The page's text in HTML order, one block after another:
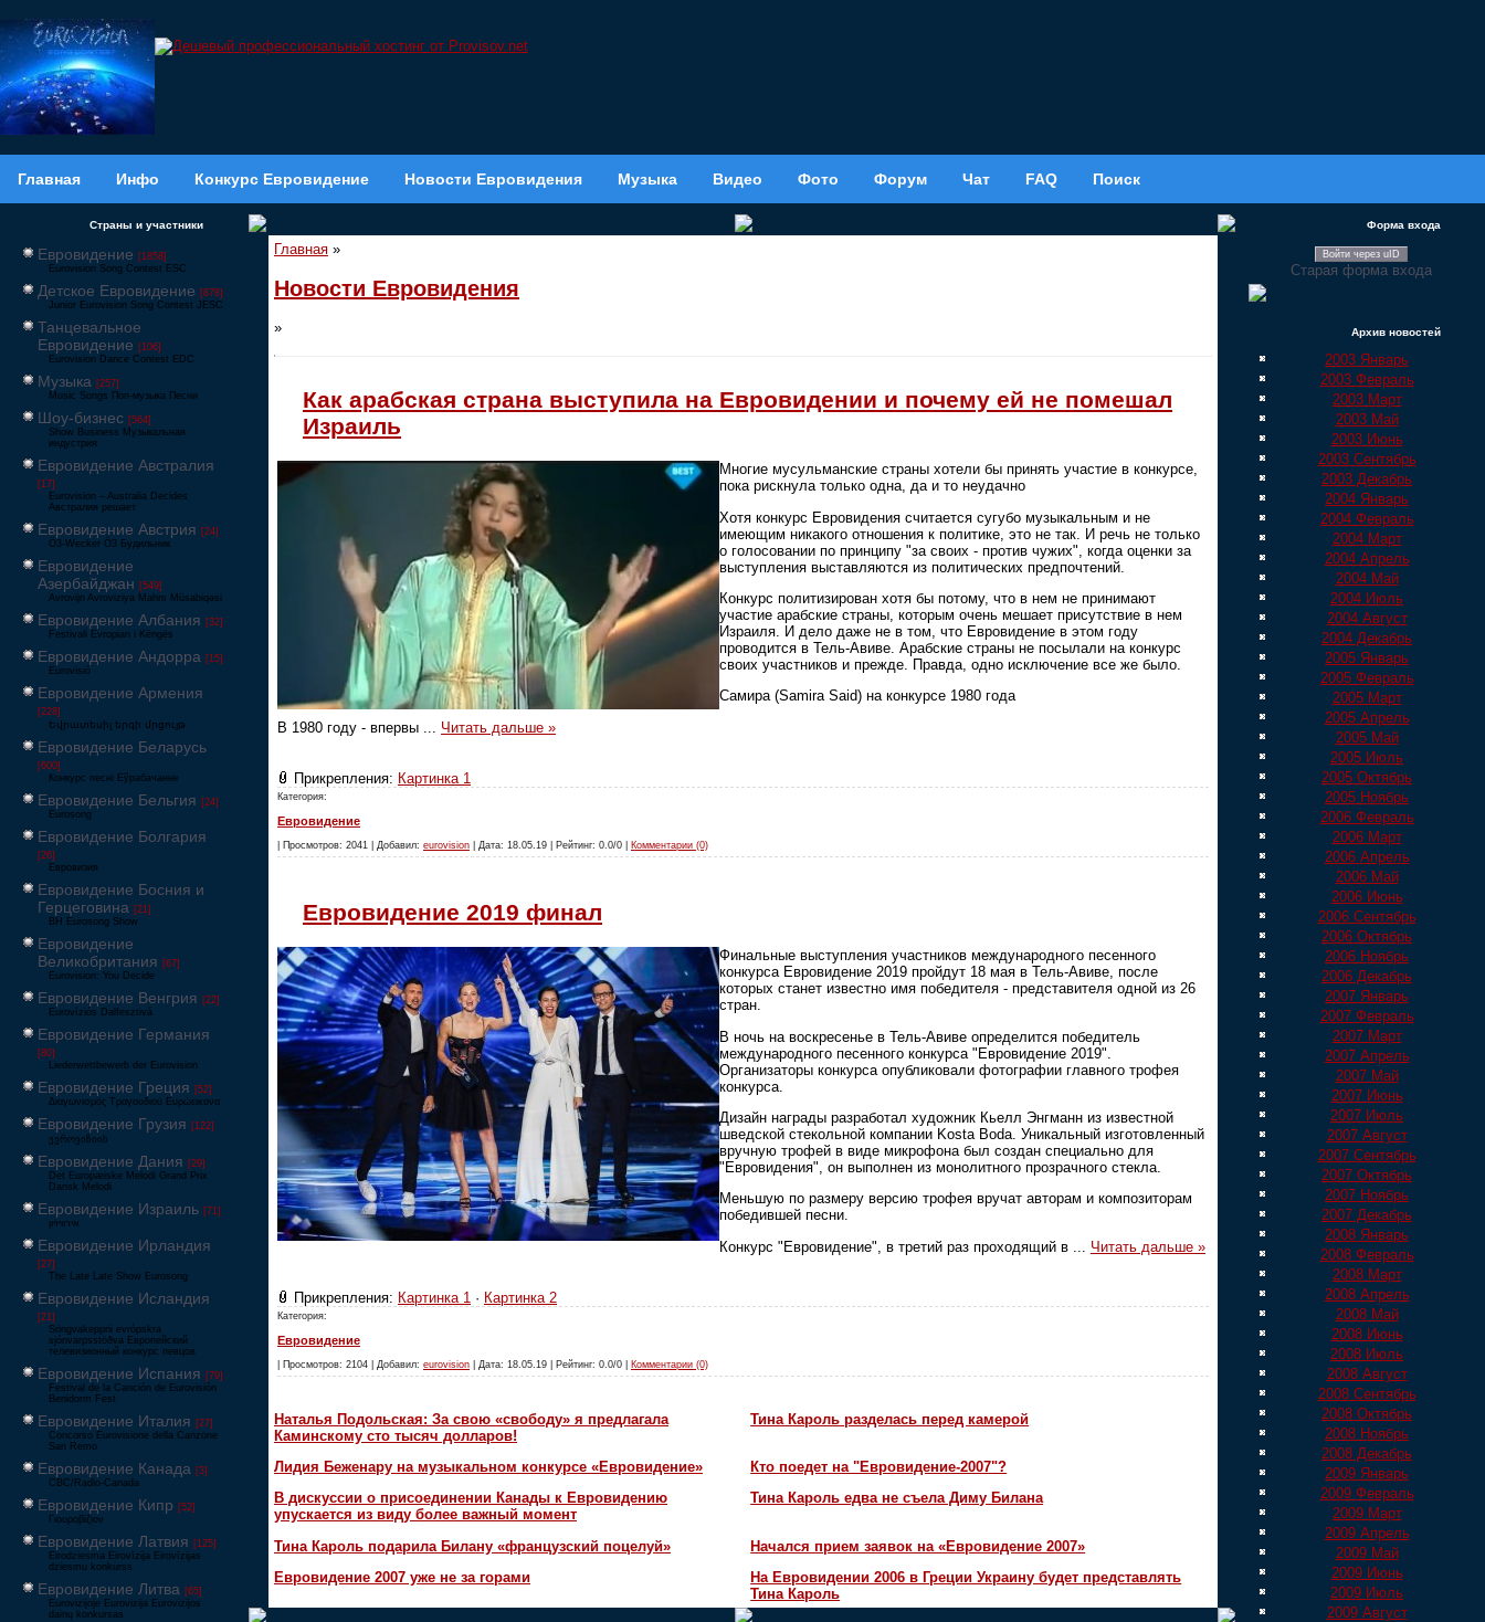
Главная Инфо Конкурс Евровидение Новости Евровидения Музыка Видео Фото Форум Чат FAQ Поиск
Страны и участники
Евровидение [1858]
Eurovision Song Contest ESC
Детское Евровидение [878]
Junior Eurovision Song Contest JESC
Танцевальное
Евровидение [106]
Eurovision Dance Contest EDC
Музыка [257]
Music Songs Поп-музыка Песни
Шоу-бизнес [564]
Show Business Музыкальная
индустрия
Евровидение Австралия
[17]
Eurovision – Australia Decides
Австралия решает
Евровидение Австрия [24]
Ö3-Wecker Ö3 Будильник
Евровидение
Азербайджан [549]
Avrovijn Avroviziya Mahnı Müsabiqəsi
Евровидение Албания [32]
Festivali Evropian i Këngës
Евровидение Андорра [15]
Eurovisió
Евровидение Армения
[228]
Եվրատեսիլ երգի մրցույթ
Евровидение Беларусь
[600]
Конкурс песні Еўрабачанне
Евровидение Бельгия [24]
Eurosong
Евровидение Болгария
[26]
Евровизия
Евровидение Босния и
Герцеговина [21]
BH Eurosong Show
Евровидение
Великобритания [67]
Eurovision: You Decide
Евровидение Венгрия [22]
Eurovíziós Dalfesztivá
Евровидение Германия
[80]
Liederwettbewerb der Eurovision
Евровидение Греция [52]
Διαγωνισμός Τραγουδιού Ευρώεικονα
Евровидение Грузия [122]
ევროვიზიის
Евровидение Дания [29]
Det Europæiske Melodi Grand Prix
Dansk Melodi
Евровидение Израиль [71]
‏אירוויזיון
Евровидение Ирландия
[27]
The Late Late Show Eurosong
Евровидение Исландия
[21]
Söngvakeppni evrópskra
sjónvarpsstöðva Европейский
телевизионный конкурс певцов
Евровидение Испания [79]
Festival de la Canción de Eurovisión
Benidorm Fest
Евровидение Италия [27]
Concorso Eurovisione della Canzone
San Remo
Евровидение Канада [3]
CBC/Radio-Canada
Евровидение Кипр [52]
Γιουροβίζιον
Евровидение Латвия [125]
Eirodziesma Eirovīzija Eirovīzijas
dziesmu konkurss
Евровидение Литва [65]
Eurovizijoje Eurovizija Eurovizijos
dainų konkursas
Главная »
Новости Евровидения
»
Как арабская страна выступила на Евровидении и почему ей не помешал
Израиль
Многие мусульманские страны хотели бы принять участие в конкурсе,
пока рискнула только одна, да и то неудачно
Хотя конкурс Евровидения считается сугубо музыкальным и не
имеющим никакого отношения к политике, это не так. И речь не только
о голосовании по принципу "за своих - против чужих", когда оценки за
выступления выставляются из политических предпочтений.
Конкурс политизирован хотя бы потому, что в нем не принимают
участие арабские страны, которым очень мешает присутствие в нем
Израиля. И дело даже не в том, что Евровидение в этом году
проводится в Тель-Авиве. Арабские страны не посылали на конкурс
своих участников и прежде. Правда, одно исключение все же было.
Самира (Samira Said) на конкурсе 1980 года
В 1980 году - впервы
Читать дальше »
Прикрепления: Картинка 1
Категория:
Евровидение
| Просмотров: 2041 | Добавил: eurovision | Дата: 18.05.19 | Рейтинг: 0.0/0 | Комментарии (0)
Евровидение 2019 финал
Финальные выступления участников международного песенного
конкурса Евровидение 2019 пройдут 18 мая в Тель-Авиве, после
которых станет известно имя победителя - представителя одной из 26
стран.
В ночь на воскресенье в Тель-Авиве определится победитель
международного песенного конкурса "Евровидение 2019".
Организаторы конкурса опубликовали фотографии главного трофея
конкурса.
Дизайн награды разработал художник Кьелл Энгманн из известной
шведской стекольной компании Kosta Boda. Уникальный изготовленный
вручную трофей в виде микрофона был создан специально для
"Евровидения", он выполнен из монолитного прозрачного стекла.
Меньшую по размеру версию трофея вручат авторам и композиторам
победившей песни.
Конкурс "Евровидение", в третий раз проходящий в
Читать дальше »
Прикрепления: Картинка 1 · Картинка 2
Категория:
Евровидение
| Просмотров: 2104 | Добавил: eurovision | Дата: 18.05.19 | Рейтинг: 0.0/0 | Комментарии (0)
Наталья Подольская: За свою «свободу» я предлагала
Каминскому сто тысяч долларов!
Тина Кароль разделась перед камерой
Лидия Беженару на музыкальном конкурсе «Евровидение»
Кто поедет на "Евровидение-2007"?
В дискуссии о присоединении Канады к Евровидению
упускается из виду более важный момент
Тина Кароль едва не съела Диму Билана
Тина Кароль подарила Билану «французский поцелуй»
Начался прием заявок на «Евровидение 2007»
Евровидение 2007 уже не за горами
На Евровидении 2006 в Греции Украину будет представлять
Тина Кароль
Форма входа
Войти через uID
Старая форма входа
Архив новостей
2003 Январь
2003 Февраль
2003 Март
2003 Май
2003 Июнь
2003 Сентябрь
2003 Декабрь
2004 Январь
2004 Февраль
2004 Март
2004 Апрель
2004 Май
2004 Июль
2004 Август
2004 Декабрь
2005 Январь
2005 Февраль
2005 Март
2005 Апрель
2005 Май
2005 Июль
2005 Октябрь
2005 Ноябрь
2006 Февраль
2006 Март
2006 Апрель
2006 Май
2006 Июнь
2006 Сентябрь
2006 Октябрь
2006 Ноябрь
2006 Декабрь
2007 Январь
2007 Февраль
2007 Март
2007 Апрель
2007 Май
2007 Июнь
2007 Июль
2007 Август
2007 Сентябрь
2007 Октябрь
2007 Ноябрь
2007 Декабрь
2008 Январь
2008 Февраль
2008 Март
2008 Апрель
2008 Май
2008 Июнь
2008 Июль
2008 Август
2008 Сентябрь
2008 Октябрь
2008 Ноябрь
2008 Декабрь
2009 Январь
2009 Февраль
2009 Март
2009 Апрель
2009 Май
2009 Июнь
2009 Июль
2009 Август